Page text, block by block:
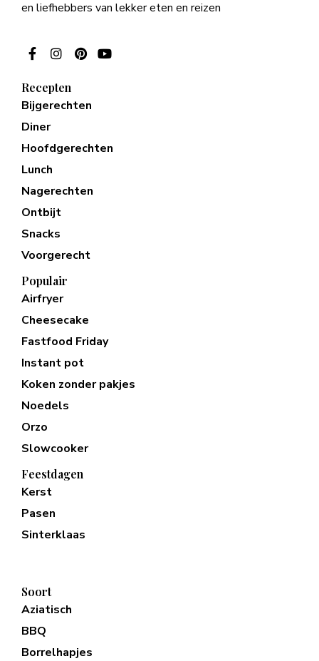
en liefhebbers van lekker eten en reizen
Recepten
Bijgerechten
Diner
Hoofdgerechten
Lunch
Nagerechten
Ontbijt
Snacks
Voorgerecht
Populair
Airfryer
Cheesecake
Fastfood Friday
Instant pot
Koken zonder pakjes
Noedels
Orzo
Slowcooker
Feestdagen
Kerst
Pasen
Sinterklaas
Soort
Aziatisch
BBQ
Borrelhapjes